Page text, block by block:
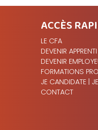
ACCÈS
LE CFA
DEVENIR APPRENTI
DEVENIR
FORMATIONS
JE CANDIDATE |
CONTACT